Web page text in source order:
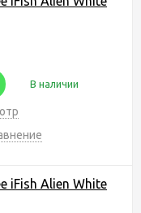
В наличии
iFish Alien White